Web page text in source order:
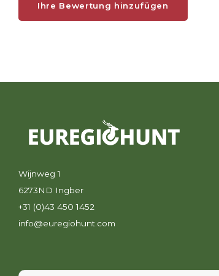
Ihre Bewertung hinzufügen
Wijnweg 1
6273ND Ingber
+31 (0)43 450 1452
info@euregiohunt.com